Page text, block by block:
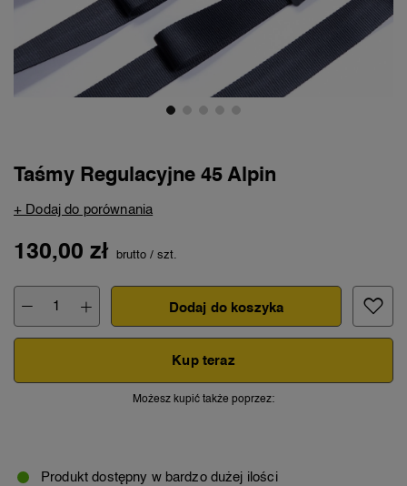
Taśmy Regulacyjne 45 Alpin
+ Dodaj do porównania
130,00 zł brutto / szt.
Dodaj do koszyka
Kup teraz
Możesz kupić także poprzez:
Produkt dostępny w bardzo dużej ilości